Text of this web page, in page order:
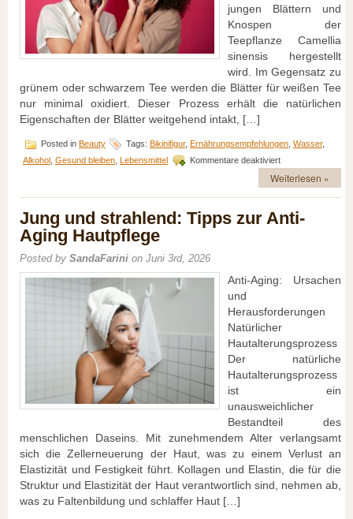
jungen Blättern und
Knospen der
Teepflanze Camellia
sinensis hergestellt
wird. Im Gegensatz zu
grünem oder schwarzem Tee werden die Blätter für weißen Tee
nur minimal oxidiert. Dieser Prozess erhält die natürlichen
Eigenschaften der Blätter weitgehend intakt, […]
Posted in Beauty Tags: Bikinifigur, Ernährungsempfehlungen Wasser,
Alkohol Gesund bleiben Lebensmittel Kommentare deaktiviertfür
Weißer
Tee
in
Hautpflege:
Weiterlesen »
Jung und strahlend: Tipps zur Anti-
Aging Hautpflege
Posted by SandaFarini on Juni 3rd, 2026
Anti-Aging: Ursachen
und
Herausforderungen
Natürlicher
Hautalterungsprozess
Der natürliche
Hautalterungsprozess
ist ein
unausweichlicher
Bestandteil des
menschlichen Daseins. Mit zunehmendem Alter verlangsamt
sich die Zellerneuerung der Haut, was zu einem Verlust an
Elastizität und Festigkeit führt. Kollagen und Elastin, die für die
Struktur und Elastizität der Haut verantwortlich sind, nehmen ab,
was zu Faltenbildung und schlaffer Haut […]